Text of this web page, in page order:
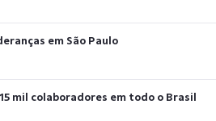
em São Paulo
mil colaboradores em todo o Brasil